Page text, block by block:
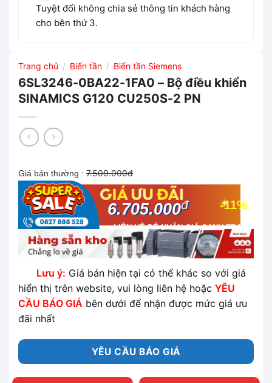
Tuyệt đối không chia sẻ thông tin khách hàng
cho bên thứ 3.
Trang chủ / Biến tần / Biến tần Siemens
6SL3246-0BA22-1FA0 – Bộ điều khiển
SINAMICS G120 CU250S-2 PN
Giá bán thường : 7.509.000đ
-11%
6.705.000đ
LIÊN HỆ ĐỂ NHẬN GIÁ CẠNH TRANH
NHẤT THỊ TRƯỜNG
Lưu ý: Giá bán hiện tại có thể khác so với giá
hiển thị trên website, vui lòng liên hệ hoặc YÊU
CẦU BÁO GIÁ bên dưới để nhận được mức giá ưu
đãi nhất
YÊU CẦU BÁO GIÁ